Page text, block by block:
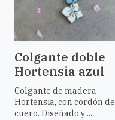
Colgante doble
Hortensia azul
Colgante de madera
Hortensia, con cordón de
cuero. Diseñado y ...